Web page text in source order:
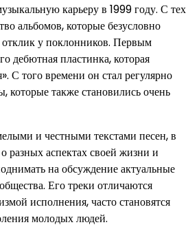
карьеру в 1999 году. С тех
альбомов, которые безусловно
у поклонников. Первым
дебютная пластинка, которая
С того времени он стал регулярно
которые также становились очень
и честными текстами песен, в
разных аспектах своей жизни и
на обсуждение актуальные
Его треки отличаются
исполнения, часто становятся
молодых людей.